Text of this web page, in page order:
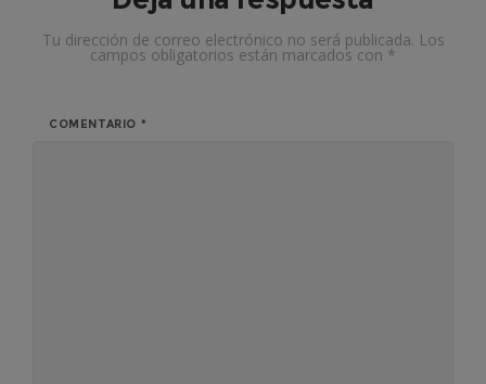
Tu dirección de correo electrónico no será publicada. Los
campos obligatorios están marcados con *
COMENTARIO *